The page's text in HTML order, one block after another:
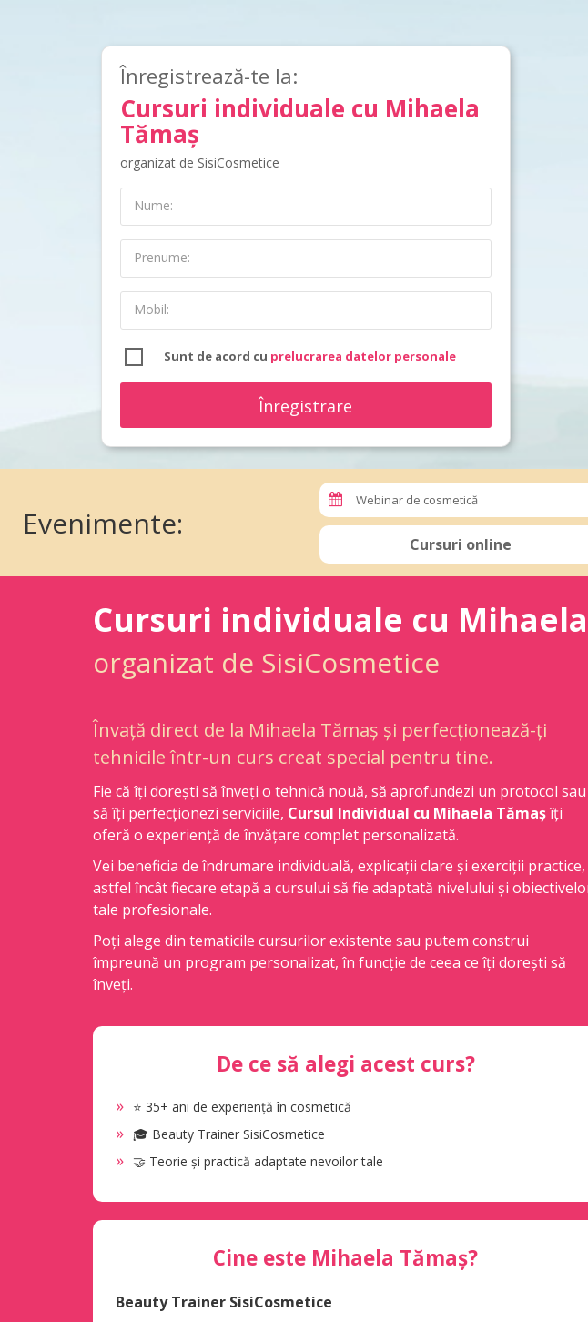
Înregistrează-te la:
Cursuri individuale cu Mihaela
Tămaș
organizat de SisiCosmetice
Nume:
Prenume:
Mobil:
Sunt de acord cu prelucrarea datelor personale
Înregistrare
Evenimente:
Webinar de cosmetică
Cursuri online
Cursuri individuale cu
organizat de SisiCosmetice
Învață direct de la Mihaela Tămaș și perfecționează-ți
tehnicile într-un curs creat special pentru tine.
Fie că îți dorești să înveți o tehnică nouă, să aprofundezi un protocol sau
să îți perfecționezi serviciile, Cursul Individual cu Mihaela Tămașîți
oferă o experiență de învățare complet personalizată.
Vei beneficia de îndrumare individuală, explicații clare și exerciții practice,
astfel încât fiecare etapă a cursului să fie adaptată nivelului și
tale profesionale.
Poți alege din tematicile cursurilor existente sau putem construi
împreună un program personalizat, în funcție de ceea ce îți dorești să
înveți.
De ce să alegi acest curs?
⭐ 35+ ani de experiență în cosmetică
🎓 Beauty Trainer SisiCosmetice
🤝 Teorie și practică adaptate nevoilor tale
Cine este Mihaela Tămaș?
Beauty Trainer SisiCosmetice